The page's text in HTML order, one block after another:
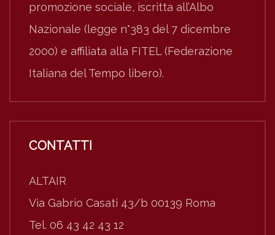
promozione sociale, iscritta all’Albo
Nazionale (legge n°383 del 7 dicembre
2000) e affiliata alla FITEL (Federazione
Italiana del Tempo libero).
CONTATTI
ALTAIR
Via Gabrio Casati 43/b 00139 Roma
Tel. 06 43 42 43 12